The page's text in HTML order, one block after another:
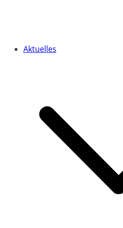
Aktuelles